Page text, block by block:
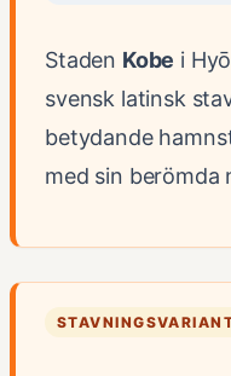
Staden Kobe i
svensk latinsk
betydande
med sin